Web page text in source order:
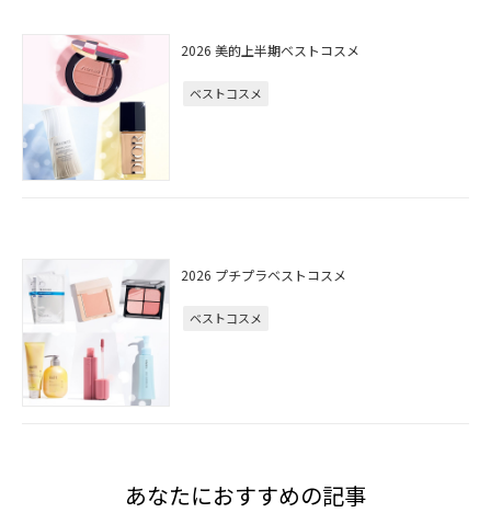
2026 美的上半期ベストコスメ
ベストコスメ
2026 プチプラベストコスメ
ベストコスメ
あなたにおすすめの記事